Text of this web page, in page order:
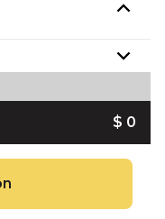
$ 0